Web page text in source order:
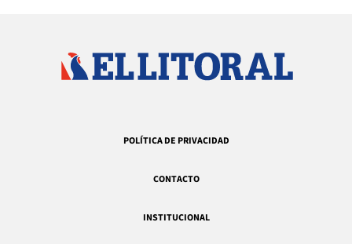
POLÍTICA DE PRIVACIDAD
CONTACTO
INSTITUCIONAL